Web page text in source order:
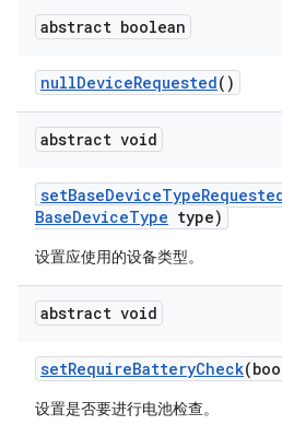
abstract boolean
nullDeviceRequested()
abstract void
setBaseDeviceType
BaseDeviceType type)
设置应使用的设备类型。
abstract void
setRequireBatteryCheck
设置是否要进行电池检查。